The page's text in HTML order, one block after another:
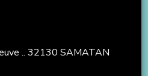
.. 32130 SAMATAN